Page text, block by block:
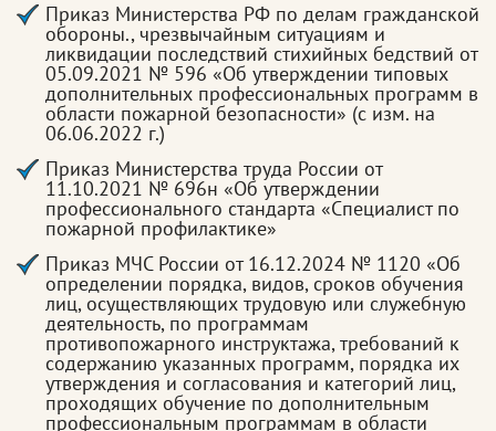
Приказ Министерства РФ по делам гражданской
обороны., чрезвычайным ситуациям и
ликвидации последствий стихийных бедствий от
05.09.2021 № 596 «Об утверждении типовых
дополнительных профессиональных программ в
области пожарной безопасности» (с изм. на
06.06.2022 г.)
Приказ Министерства труда России от
11.10.2021 № 696н «Об утверждении
профессионального стандарта «Специалист по
пожарной профилактике»
Приказ МЧС России от 16.12.2024 № 1120 «Об
определении порядка, видов, сроков обучения
лиц, осуществляющих трудовую или служебную
деятельность, по программам
противопожарного инструктажа, требований к
содержанию указанных программ, порядка их
утверждения и согласования и категорий лиц,
проходящих обучение по дополнительным
профессиональным программам в области